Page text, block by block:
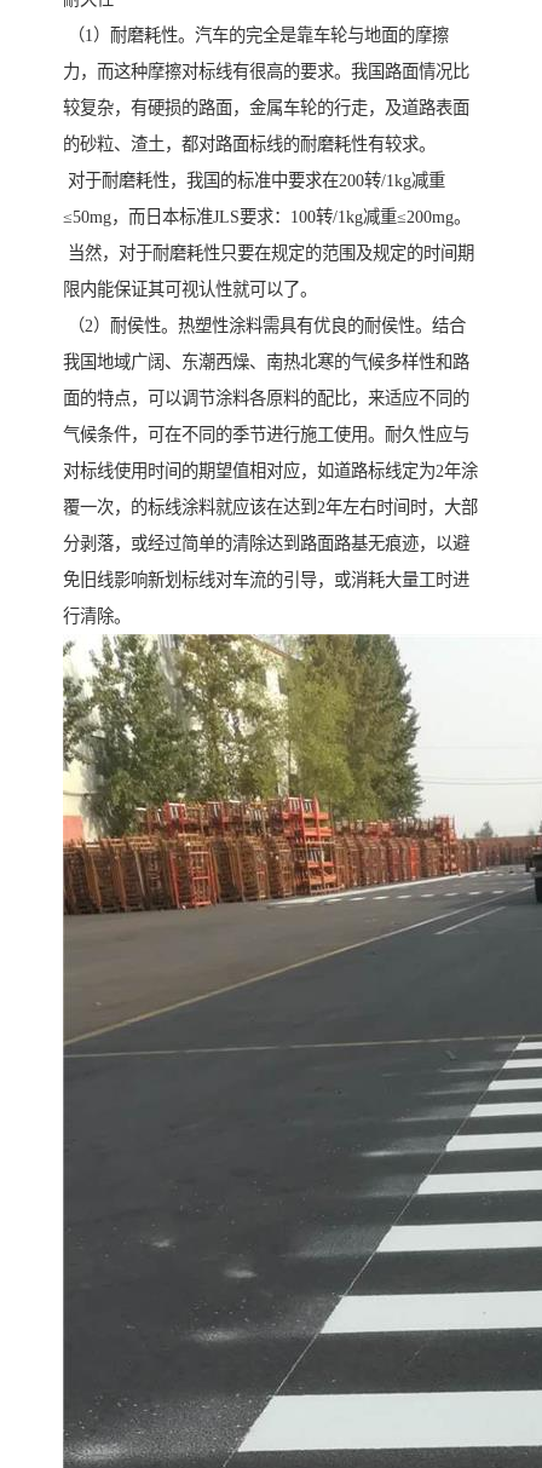
（1）耐磨耗性。汽车的完全是靠车轮与地面的摩擦
力，而这种摩擦对标线有很高的要求。我国路面情况比
较复杂，有硬损的路面，金属车轮的行走，及道路表面
的砂粒、渣土，都对路面标线的耐磨耗性有较求。
对于耐磨耗性，我国的标准中要求在200转/1kg减重
≤50mg，而日本标准JLS要求：100转/1kg减重≤200mg。
当然，对于耐磨耗性只要在规定的范围及规定的时间期
限内能保证其可视认性就可以了。
（2）耐侯性。热塑性涂料需具有优良的耐侯性。结合
我国地域广阔、东潮西燥、南热北寒的气候多样性和路
面的特点，可以调节涂料各原料的配比，来适应不同的
气候条件，可在不同的季节进行施工使用。耐久性应与
对标线使用时间的期望值相对应，如道路标线定为2年涂
覆一次，的标线涂料就应该在达到2年左右时间时，大部
分剥落，或经过简单的清除达到路面路基无痕迹，以避
免旧线影响新划标线对车流的引导，或消耗大量工时进
行清除。